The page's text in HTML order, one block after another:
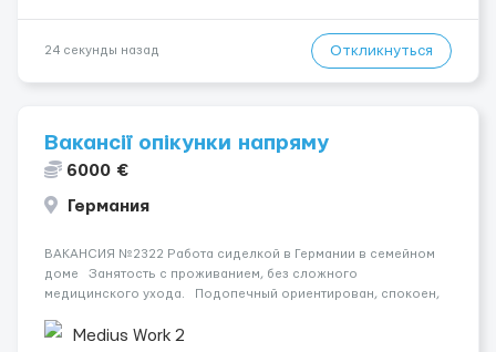
24 секунды назад Откликнуться
Вакансії опікунки напряму
6000 €
Германия
ВАКАНСИЯ №2322 Работа сиделкой в Германии в семейном
доме Занятость с проживанием, без сложного
медицинского ухода. Подопечный ориентирован, спокоен,
поддержка в повседневных делах. Обязанност...
Medius Work 2